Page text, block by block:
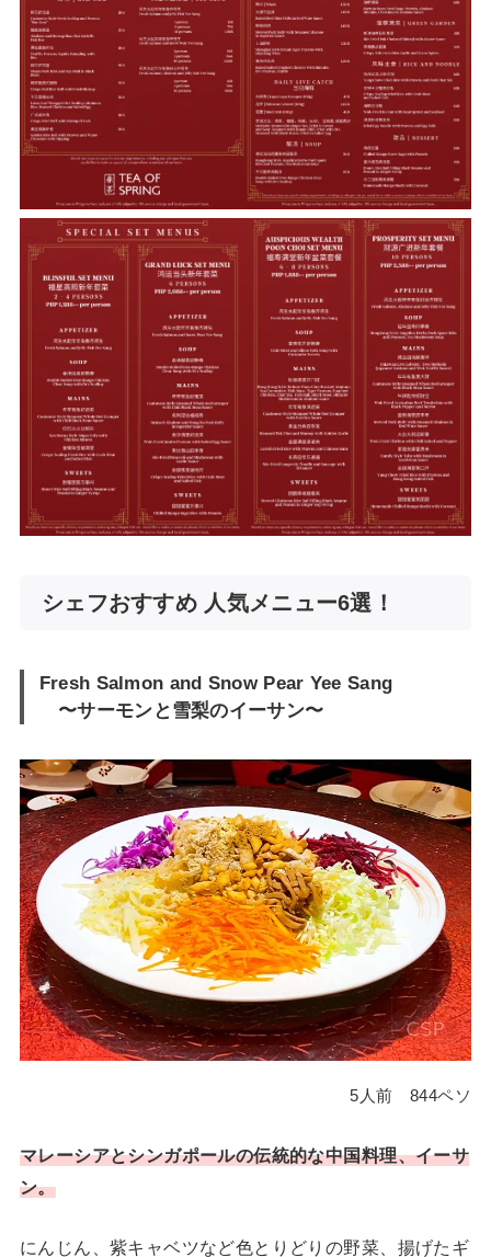
シェフおすすめ 人気メニュー6選！
Fresh Salmon and Snow Pear Yee Sang
〜サーモンと雪梨のイーサン〜
5人前 844ペソ
マレーシアとシンガポールの伝統的な中国料理、イーサ
ン。
にんじん、紫キャベツなど色とりどりの野菜、揚げたギ